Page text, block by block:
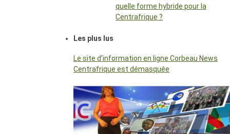
quelle forme hybride pour la
Centrafrique ?
Les plus lus
Le site d’information en ligne Corbeau News
Centrafrique est démasquée